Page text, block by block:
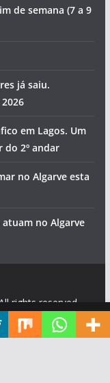
de semana (7 a 9
já saiu.
em Lagos. Um
2º andar
no Algarve esta
atuam no Algarve
. All rights reserved.
by WordPress
Diga ao Google que o Algarve Marafado é uma das suas fontes de informação preferidas